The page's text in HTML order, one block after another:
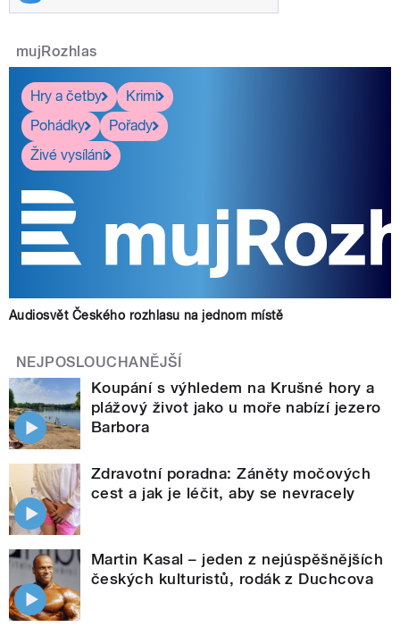
mujRozhlas
Hry a četby
Krimi
Pohádky
Pořady
Živé vysílání
Audiosvět Českého rozhlasu na jednom místě
NEJPOSLOUCHANĚJŠÍ
Koupání s výhledem na Krušné hory a
plážový život jako u moře nabízí jezero
Barbora
Zdravotní poradna: Záněty močových
cest a jak je léčit, aby se nevracely
Martin Kasal – jeden z nejúspěšnějších
českých kulturistů, rodák z Duchcova